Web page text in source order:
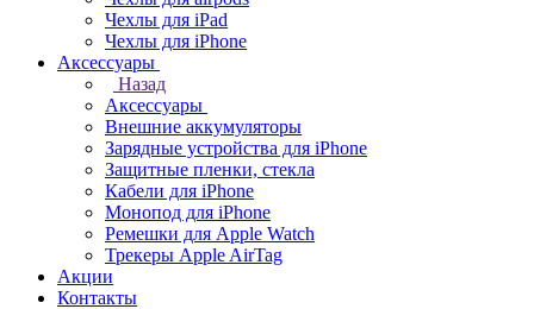
Чехлы для iPad
Чехлы для iPhone
Аксессуары
Назад
Аксессуары
Внешние аккумуляторы
Зарядные устройства для iPhone
Защитные пленки, стекла
Кабели для iPhone
Монопод для iPhone
Ремешки для Apple Watch
Трекеры Apple AirTag
Акции
Контакты